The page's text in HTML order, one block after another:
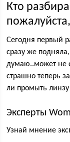
Кто
Сегодня первый
сразу же
думаю..может не
страшно теперь
ли промыть
Эксперты
Узнай мнение